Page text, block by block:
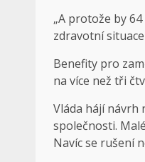
„A protože by
zdravotní
Benefity pro
na více než tři
Vláda hájí návrh
společnosti.
Navíc se rušení